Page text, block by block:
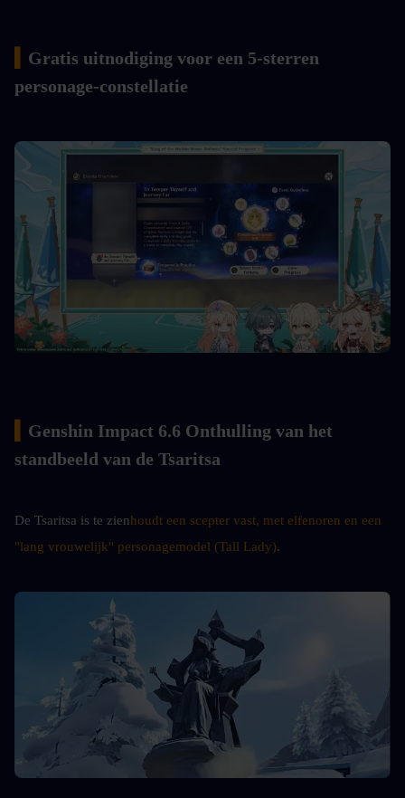
Gratis uitnodiging voor een 5-sterren
personage-constellatie
Genshin Impact 6.6 Onthulling van het
standbeeld van de Tsaritsa
De Tsaritsa is te zienhoudt een scepter vast, met elfenoren en een
"lang vrouwelijk" personagemodel (Tall Lady).